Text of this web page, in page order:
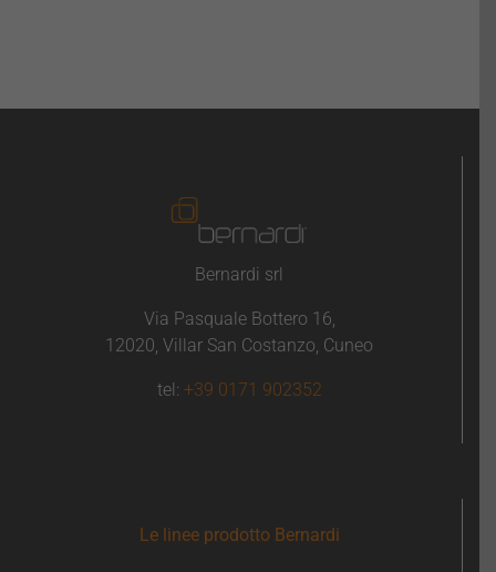
Bernardi srl
Via Pasquale Bottero 16,
12020, Villar San Costanzo, Cuneo
tel: +39 0171 902352
Le linee prodotto Bernardi